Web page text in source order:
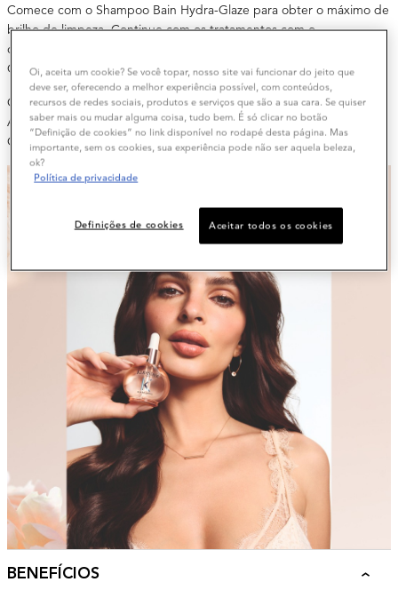
Comece com o Shampoo Bain Hydra-Glaze para obter o máximo de
brilho de limpeza. Continue com os tratamentos com o
condicionador Insta Glaze. Por fim, finalize com o leave-in Kérastase
Glaze Drops como toque final de brilho.
CABELO COM BRILHO ESPELHADO PARA 4 DIAS DE AÇÃO
ANTIFRIZZ*
CABELOS BRILHANTES E COM ELASTICIDADE
BENEFÍCIOS
Oi, aceita um cookie? Se você topar, nosso site vai funcionar do jeito que
deve ser, oferecendo a melhor experiência possível, com conteúdos,
recursos de redes sociais, produtos e serviços que são a sua cara. Se quiser
saber mais ou mudar alguma coisa, tudo bem. É só clicar no botão
“Definição de cookies” no link disponível no rodapé desta página. Mas
importante, sem os cookies, sua experiência pode não ser aquela beleza,
ok?
Política de privacidade
Definições de cookies Aceitar todos os cookies